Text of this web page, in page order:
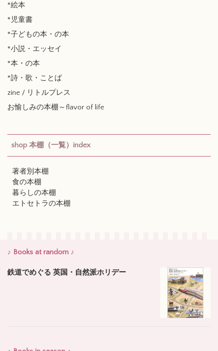
*絵本
*児童書
*子どもの本・の本
*小説・エッセイ
*本・の本
*詩・歌・ことば
zine / リトルプレス
お愉しみの本棚～flavor of life
shop 本棚（一覧）index
著者別本棚
食の本棚
暮らしの本棚
エトセトラの本棚
♪ Books at random ♪
鉄道でめぐる 英国・自然派ホリデー